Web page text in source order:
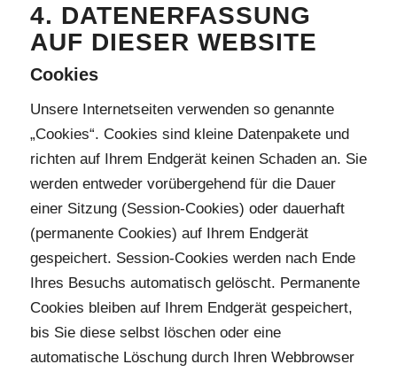
4. DATENERFASSUNG
AUF DIESER WEBSITE
Cookies
Unsere Internetseiten verwenden so genannte
„Cookies“. Cookies sind kleine Datenpakete und
richten auf Ihrem Endgerät keinen Schaden an. Sie
werden entweder vorübergehend für die Dauer
einer Sitzung (Session-Cookies) oder dauerhaft
(permanente Cookies) auf Ihrem Endgerät
gespeichert. Session-Cookies werden nach Ende
Ihres Besuchs automatisch gelöscht. Permanente
Cookies bleiben auf Ihrem Endgerät gespeichert,
bis Sie diese selbst löschen oder eine
automatische Löschung durch Ihren Webbrowser